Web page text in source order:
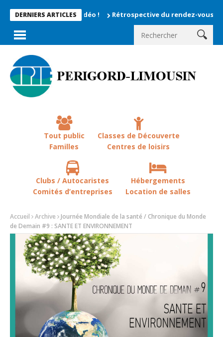
DERNIERS ARTICLES Rétrospective du rendez-vous la chevêche
Tout public
Familles
Classes de Découverte
Centres de loisirs
Clubs / Autocaristes
Comités d’entreprises
Hébergements
Location de salles
Accueil Archive
Journée Mondiale de la santé / Chronique du Monde
de Demain #9 : SANTE ET ENVIRONNEMENT